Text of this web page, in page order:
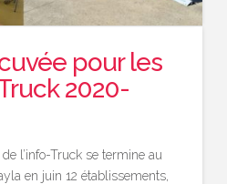
pour les
2020-
l’info-Truck se termine au
en juin 12 établissements,